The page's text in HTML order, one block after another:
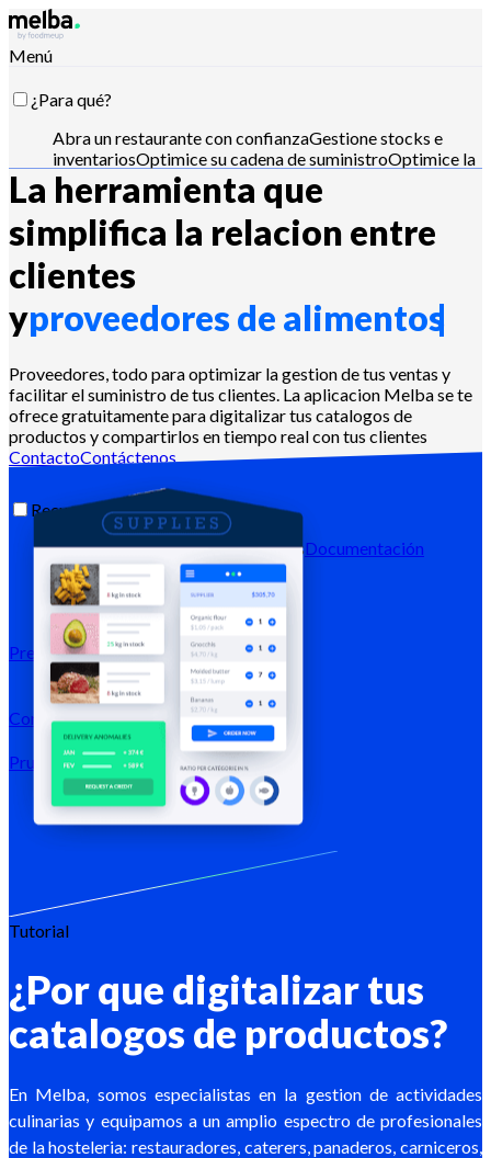
Menú
¿Para qué?
Abra un restaurante con confianzaGestione stocks e
inventariosOptimice su cadena de suministroOptimice la
ingeniería de menús Reduzca el coste
alimentarioPlanifique la producción alimentaria
con los requisitos APPCC Gestione presupuestos y
analice ventasControla con Claude, ChatGPT o API
¿Para quién?
Cadenas y grandes grupos
Restaurantes
independientesCocinas centralesDark
kitchensCateringPanaderos y pastelerosHoteles-
restaurante
Recursos
BlogCentro de ayudaNewslettersDocumentación
APIDocumentación MCP
Precios
Conexión →
Prueba gratisRegistrarse
La herramienta que
simplifica la relacion entre
clientes
yproveedores de alimentos
Proveedores, todo para optimizar la gestion de tus ventas y
facilitar el suministro de tus clientes. La aplicacion Melba se te
ofrece gratuitamente para digitalizar tus catalogos de
productos y compartirlos en tiempo real con tus clientes
ContactoContáctenos
Tutorial
¿Por que digitalizar tus
catalogos de productos?
En Melba, somos especialistas en la gestion de actividades
culinarias y equipamos a un amplio espectro de profesionales
de la hosteleria: restauradores, caterers, panaderos, carniceros,